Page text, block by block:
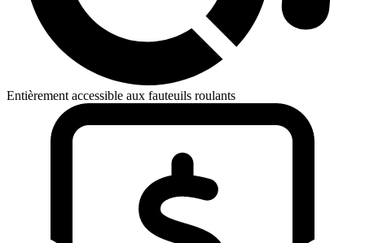
Entièrement accessible aux fauteuils roulants